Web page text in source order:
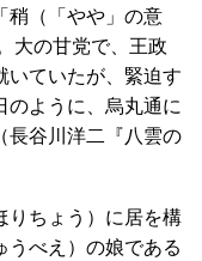
稍（「やや」の意
大の甘党で、王政
いていたが、緊迫す
のように、烏丸通に
長谷川洋二『八雲の
りちょう）に居を構
うべえ）の娘である